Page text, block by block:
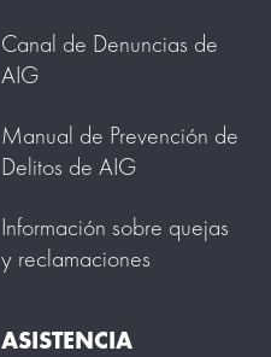
Canal de Denuncias de
AIG
Manual de Prevención de
Delitos de AIG
Información sobre quejas
y reclamaciones
ASISTENCIA